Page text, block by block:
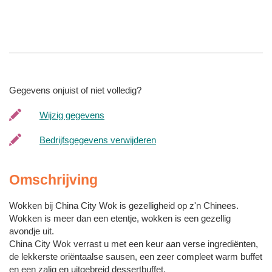
Gegevens onjuist of niet volledig?
Wijzig gegevens
Bedrijfsgegevens verwijderen
Omschrijving
Wokken bij China City Wok is gezelligheid op z'n Chinees.
Wokken is meer dan een etentje, wokken is een gezellig
avondje uit.
China City Wok verrast u met een keur aan verse ingrediënten,
de lekkerste oriëntaalse sausen, een zeer compleet warm buffet
en een zalig en uitgebreid dessertbuffet.